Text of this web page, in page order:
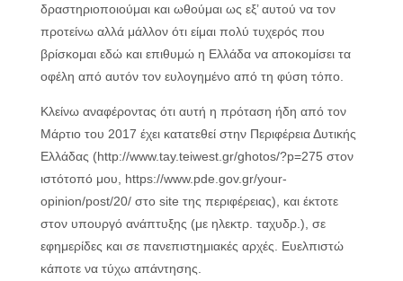
δραστηριοποιούμαι και ωθούμαι ως εξ’ αυτού να τον
προτείνω αλλά μάλλον ότι είμαι πολύ τυχερός που
βρίσκομαι εδώ και επιθυμώ η Ελλάδα να αποκομίσει τα
οφέλη από αυτόν τον ευλογημένο από τη φύση τόπο.
Κλείνω αναφέροντας ότι αυτή η πρόταση ήδη από τον
Μάρτιο του 2017 έχει κατατεθεί στην Περιφέρεια Δυτικής
Ελλάδας (http://www.tay.teiwest.gr/ghotos/?p=275 στον
ιστότοπό μου, https://www.pde.gov.gr/your-
opinion/post/20/ στο site της περιφέρειας), και έκτοτε
στον υπουργό ανάπτυξης (με ηλεκτρ. ταχυδρ.), σε
εφημερίδες και σε πανεπιστημιακές αρχές. Ευελπιστώ
κάποτε να τύχω απάντησης.